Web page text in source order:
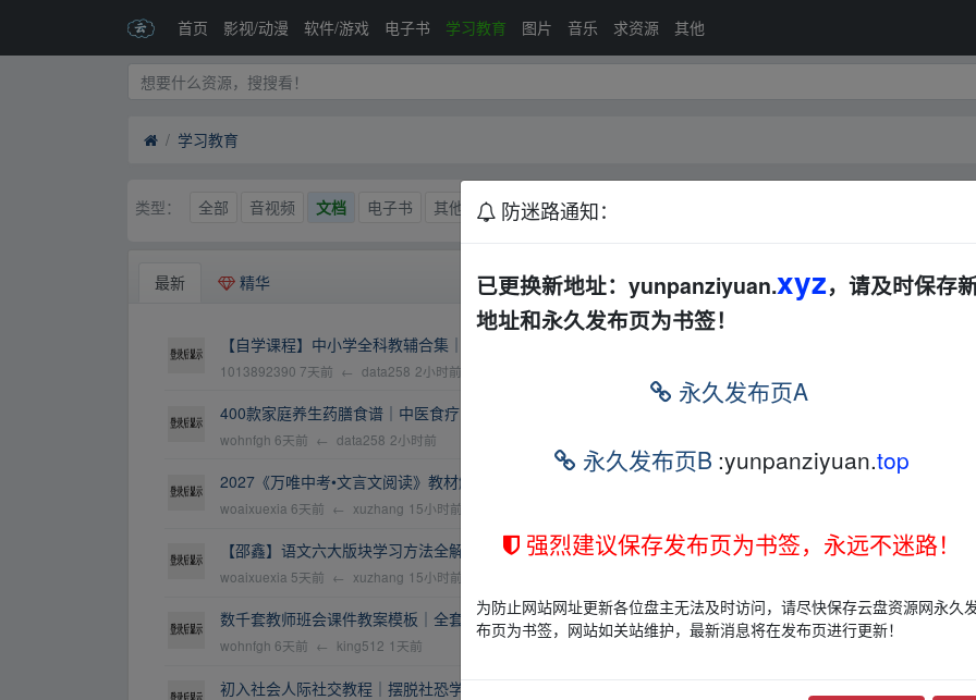
首页 影视/动漫 软件/游戏 电子书 学习教育 图片 音乐 求资源 其他
学习教育
类型： 全部 音视频 文档 电子书 其他
最新 精华 排序：回帖
【自学课程】中小学全科教辅合集｜1-9年级上下册全套整理（77GB）
1013892390 7天前 ← data258 2小时前
400款家庭养生药膳食谱｜中医食疗家常做法日常调理滋补实用大全
wohnfgh 6天前 ← data258 2小时前
2027《万唯中考•文言文阅读》教材解读(第6版)【524.8MB】
woaixuexia 6天前 ← xuzhang 15小时前
【邵鑫】语文六大版块学习方法全解【2.0GB】 夸克
woaixuexia 5天前 ← xuzhang 15小时前
数千套教师班会课件教案模板｜全套班级管理表格，拿来即用，告别熬夜备课 音视频 文档 电子书 夸克
wohnfgh 6天前 ← king512 1天前
初入社会人际社交教程｜摆脱社恐学会人情世故职场高情商沟通交际指南
防迷路通知：
已更换新地址：yunpanziyuan.xyz，请及时保存
地址和永久发布页为书签！
永久发布页A
永久发布页B :yunpanziyuan.top
强烈建议保存发布页为书签，永远不迷路！
为防止网站网址更新各位盘主无法及时访问，请尽快保存云盘资源网永久
布页为书签，网站如关站维护，最新消息将在发布页进行更新！